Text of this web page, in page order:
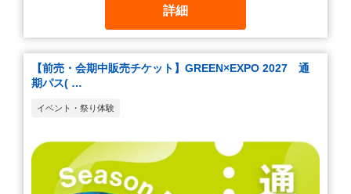
詳細
【前売・会期中販売チケット】GREEN×EXPO 2027 通
期パス( …
イベント・祭り体験